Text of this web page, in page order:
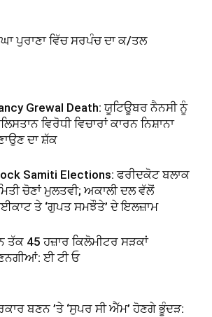
ਪੁਰਾਣਾ ਵਿੱਚ ਸਰਪੰਚ ਦਾ ਕ/ਤਲ
Grewal Death: ਯੂਟਿਊਬਰ ਨੈਨਸੀ ਨੂੰ
ਵਿਰੋਧੀ ਵਿਚਾਰਾਂ ਕਾਰਨ ਨਿਸ਼ਾਨਾ
ਦਾ ਸ਼ੱਕ
Samiti Elections: ਫਰੀਦਕੋਟ ਬਲਾਕ
ਚੋਣਾਂ ਮੁਲਤਵੀ; ਅਕਾਲੀ ਦਲ ਵੱਲੋਂ
ਤੇ ‘ਗੁਪਤ ਸਮਝੌਤੇ’ ਦੇ ਇਲਜ਼ਾਮ
ਤੱਕ 45 ਹਜ਼ਾਰ ਕਿਲੋਮੀਟਰ ਸੜਕਾਂ
ਈ ਟੀ ਓ
ਬਣਨ ’ਤੇ ‘ਸੁਪਰ ਸੀ ਐੱਮ’ ਹੋਣਗੇ ਭੂੰਦੜ: